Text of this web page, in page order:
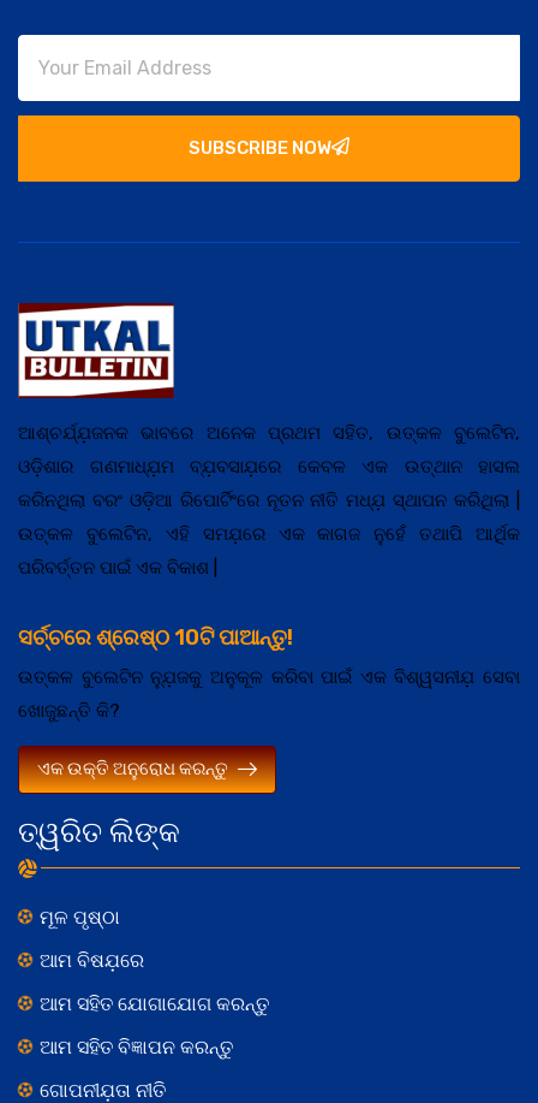
SUBSCRIBE NOW
ତ୍ୱରିତ ଲିଙ୍କ
ମୂଳ ପୃଷ୍ଠା
ଆମ ବିଷଯ଼ରେ
ଆମ ସହିତ ଯୋଗାଯୋଗ କରନ୍ତୁ
ଆମ ସହିତ ବିଜ୍ଞାପନ କରନ୍ତୁ
ଗୋପନୀଯ଼ତା ନୀତି
ଆଶ୍ଚର୍ଯ୍ଯ଼ଜନକ ଭାବରେ ଅନେକ ପ୍ରଥମ ସହିତ, ଉତ୍କଳ ବୁଲେଟିନ,
ଓଡ଼ିଶାର ଗଣମାଧ୍ଯ଼ମ ବ୍ଯ଼ବସାଯ଼ରେ କେବଳ ଏକ ଉତ୍ଥାନ ହାସଲ
କରିନଥିଲା ବରଂ ଓଡ଼ିଆ ରିପୋର୍ଟିଂରେ ନୂତନ ନୀତି ମଧ୍ଯ଼ ସ୍ଥାପନ କରିଥିଲା |
ଉତ୍କଳ ବୁଲେଟିନ, ଏହି ସମଯ଼ରେ ଏକ କାଗଜ ନୁହେଁ ତଥାପି ଆର୍ଥିକ
ପରିବର୍ତ୍ତନ ପାଇଁ ଏକ ବିକାଶ |
ସର୍ଚ୍ଚରେ ଶ୍ରେଷ୍ଠ 10ଟି ପାଆନ୍ତୁ!
ଉତ୍କଳ ବୁଲେଟିନ ନ୍ଯ଼ୁଜକୁ ଅନୁକୂଳ କରିବା ପାଇଁ ଏକ ବିଶ୍ୱସନୀଯ଼ ସେବା
ଖୋଜୁଛନ୍ତି କି?
ଏକ ଉକ୍ତି ଅନୁରୋଧ କରନ୍ତୁ